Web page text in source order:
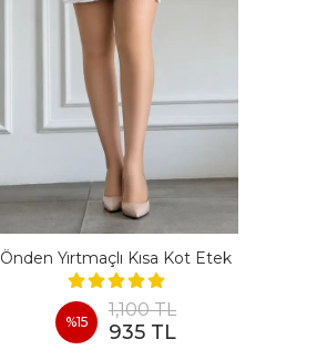
Önden Yırtmaçlı Kısa Kot Etek
%15
1,100 TL
935 TL